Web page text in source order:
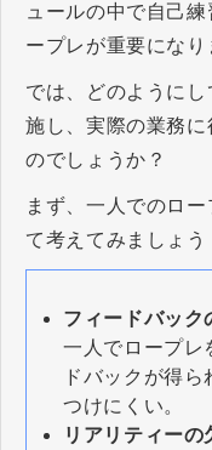
ュールの中で自己
ープレが重要になり
では、どのように
施し、実際の業務
のでしょうか？
まず、一人でのロ
て考えてみましょう
フィードバック
一人でロープレ
ドバックが得
つけにくい。
リアリティーの